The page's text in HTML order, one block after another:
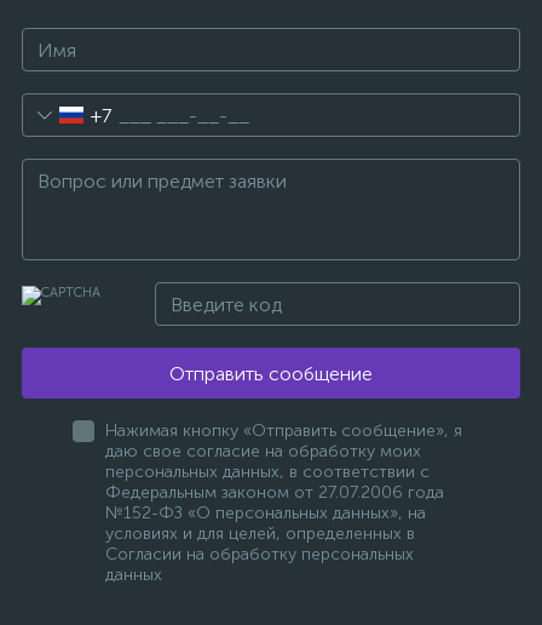
+7
Отправить сообщение
Нажимая кнопку «Отправить сообщение», я
даю свое согласие на обработку моих
персональных данных, в соответствии с
Федеральным законом от 27.07.2006 года
№152-ФЗ «О персональных данных», на
условиях и для целей, определенных в
Согласии на обработку персональных
данных